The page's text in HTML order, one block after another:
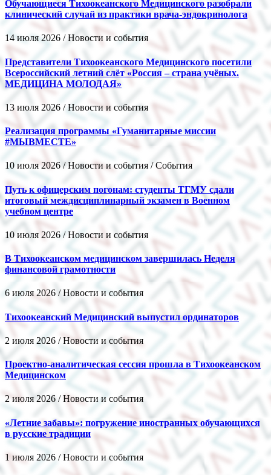
Обучающиеся Тихоокеанского Медицинского разобрали
клинический случай из практики врача-эндокринолога
14 июля 2026 / Новости и события
Представители Тихоокеанского Медицинского посетили
Всероссийский летний слёт «Россия – страна учёных.
МЕДИЦИНА МОЛОДАЯ»
13 июля 2026 / Новости и события
Реализация программы «Гуманитарные миссии
#МЫВМЕСТЕ»
10 июля 2026 / Новости и события / События
Путь к офицерским погонам: студенты ТГМУ сдали
итоговый междисциплинарный экзамен в Военном
учебном центре
10 июля 2026 / Новости и события
В Тихоокеанском медицинском завершилась Неделя
финансовой грамотности
6 июля 2026 / Новости и события
Тихоокеанский Медицинский выпустил ординаторов
2 июля 2026 / Новости и события
Проектно-аналитическая сессия прошла в Тихоокеанском
Медицинском
2 июля 2026 / Новости и события
«Летние забавы»: погружение иностранных обучающихся
в русские традиции
1 июля 2026 / Новости и события